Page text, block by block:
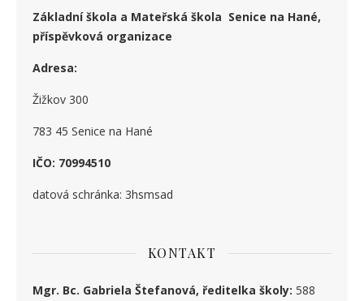
Základní škola a Mateřská škola Senice na Hané,
příspěvková organizace
Adresa:
Žižkov 300
783 45 Senice na Hané
IČO: 70994510
datová schránka: 3hsmsad
KONTAKT
Mgr. Bc. Gabriela Štefanová, ředitelka školy: 588